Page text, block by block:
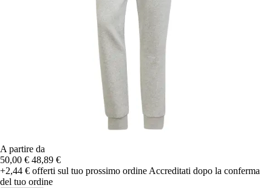
A partire da
50,00 € 48,89 €
+2,44 € offerti sul tuo prossimo ordine Accreditati dopo la conferma
del tuo ordine